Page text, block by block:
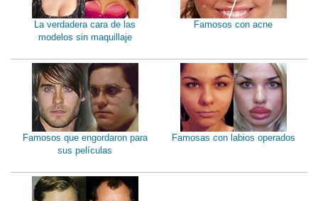
La verdadera cara de las
modelos sin maquillaje
Famosos con acne
Famosos que engordaron para
sus películas
Famosas con labios operados